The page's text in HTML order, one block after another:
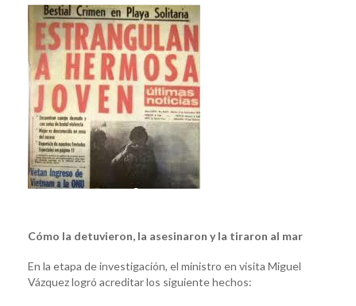
Cómo la detuvieron, la asesinaron y la tiraron al mar
En la etapa de investigación, el ministro en visita Miguel
Vázquez logró acreditar los siguiente hechos: